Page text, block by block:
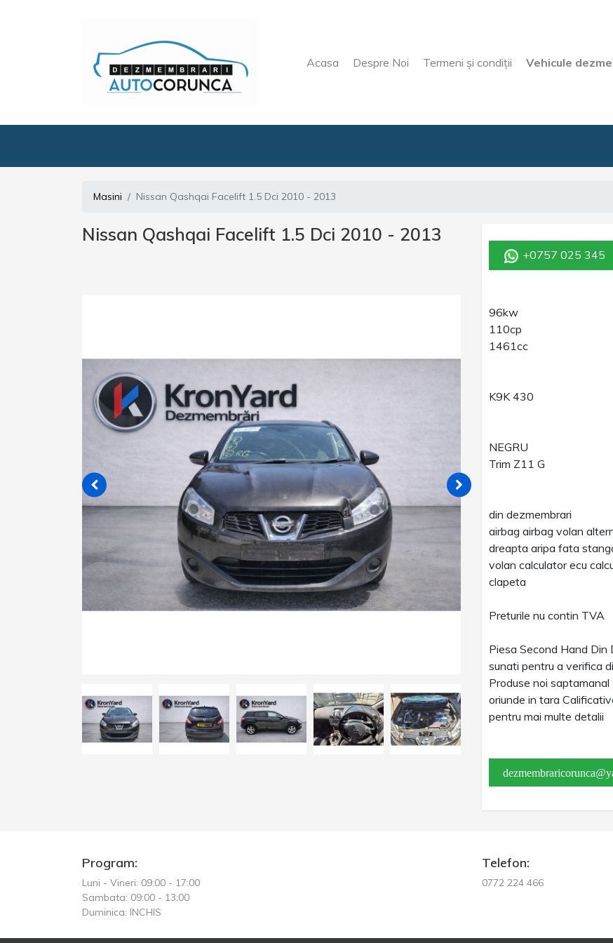
Acasa Despre Noi Termeni şi condiţii Vehicule
Masini Nissan Qashqai Facelift 1.5 Dci 2010 - 2013
Nissan Qashqai Facelift 1.5 Dci 2010 - 2013
+0757 025 345
96kw
110cp
1461cc
K9K 430
NEGRU
Trim Z11 G
din dezmembrari
airbag airbag volan
dreapta aripa fata
volan calculator ecu
clapeta
Preturile nu contin TVA
Piesa Second Hand Din
sunati pentru a verifica
Produse noi
oriunde in tara
pentru mai multe detalii
Program:
Luni - Vineri: 09:00 - 17:00
Sambata: 09:00 - 13:00
Duminica: INCHIS
Telefon:
0772 224 466